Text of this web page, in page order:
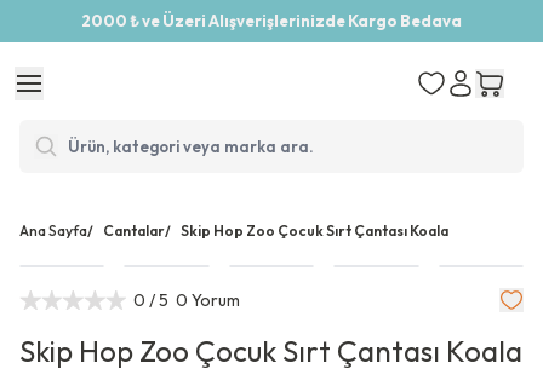
2000 ₺ ve Üzeri Alışverişlerinizde Kargo Bedava
Ana Sayfa/ Cantalar/ Skip Hop Zoo Çocuk Sırt Çantası Koala
0 / 5 0 Yorum
Skip Hop Zoo Çocuk Sırt Çantası Koala